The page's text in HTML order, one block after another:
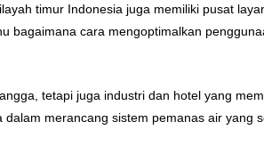
timur Indonesia juga memiliki pusat
bagaimana cara mengoptimalkan
tetapi juga industri dan hotel yang
merancang sistem pemanas air yang